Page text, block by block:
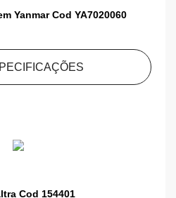
Yanmar Cod YA7020060
Cod 154401